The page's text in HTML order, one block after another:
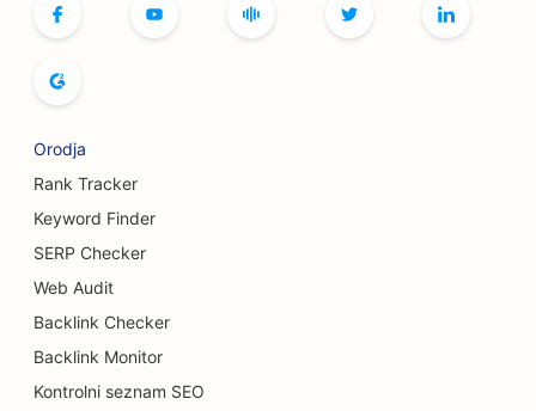
SEO za pekarne kruha
SEO za storitve povečanja prsi
SEO za samopostrežne restavracije
SEO za tovornjake za burgerje
SEO za trgovine s torticami
Orodja
Rank Tracker
Keyword Finder
SERP Checker
Web Audit
Backlink Checker
Backlink Monitor
Kontrolni seznam SEO